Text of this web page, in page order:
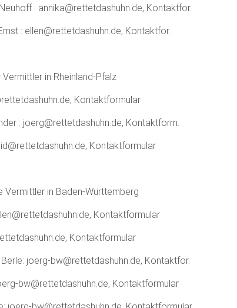
: annika@rettetdashuhn.de, Kontaktfor.
: ellen@rettetdashuhn.de, Kontaktfor.
in Rheinland-Pfalz
Kontaktformular
: joerg@rettetdashuhn.de, Kontaktform.
Kontaktformular
in Baden-Württemberg
Kontaktformular
Kontaktformular
joerg-bw@rettetdashuhn.de, Kontaktfor.
bw@rettetdashuhn.de, Kontaktformular